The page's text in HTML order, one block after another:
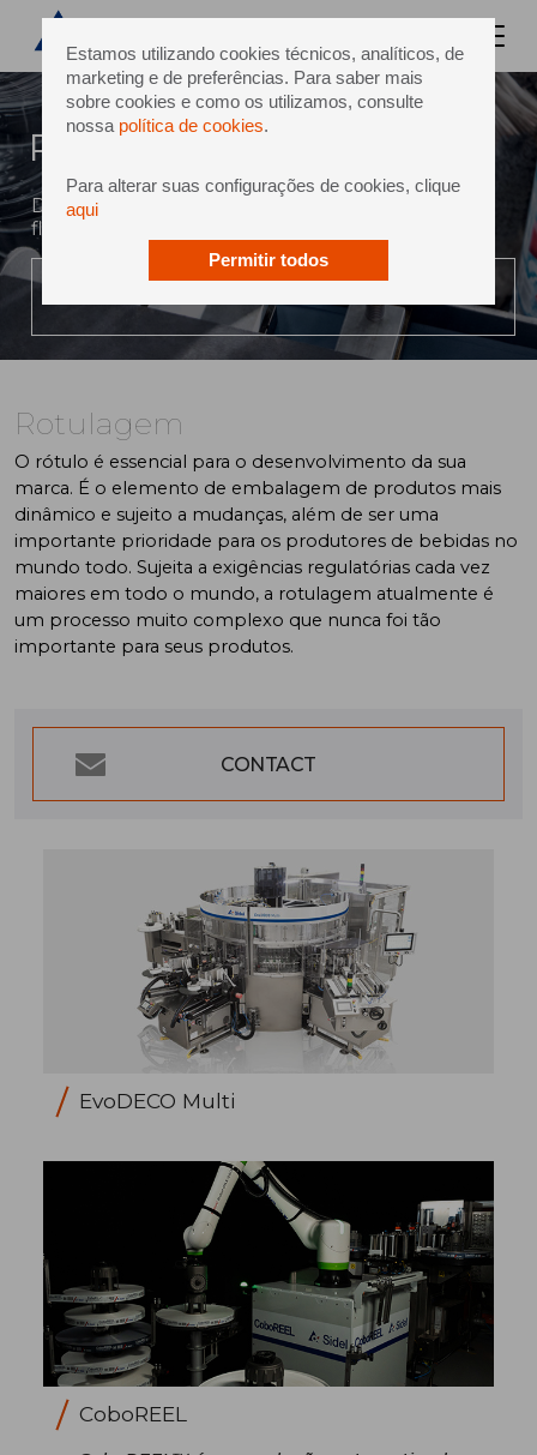
Estamos utilizando cookies técnicos, analíticos, de
marketing e de preferências. Para saber mais
sobre cookies e como os utilizamos, consulte
nossa política de cookies.
Para alterar suas configurações de cookies, clique
aqui
Permitir todos
Rotulagem
Destaque-se e economize com as soluções
flexíveis de rotulagem da sidel
Rotulagem
O rótulo é essencial para o desenvolvimento da sua
marca. É o elemento de embalagem de produtos mais
dinâmico e sujeito a mudanças, além de ser uma
importante prioridade para os produtores de bebidas no
mundo todo. Sujeita a exigências regulatórias cada vez
maiores em todo o mundo, a rotulagem atualmente é
um processo muito complexo que nunca foi tão
importante para seus produtos.
CONTACT
EvoDECO Multi
CoboREEL